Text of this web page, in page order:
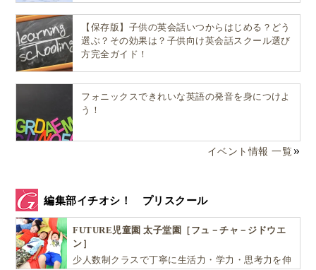
【保存版】子供の英会話いつからはじめる？どう
選ぶ？その効果は？子供向け英会話スクール選び
方完全ガイド！
フォニックスできれいな英語の発音を身につけよ
う！
イベント情報 一覧
編集部イチオシ！ プリスクール
FUTURE児童園 太子堂園［フュ－チャ－ジドウエ
ン］
少人数制クラスで丁寧に生活力・学力・思考力を伸